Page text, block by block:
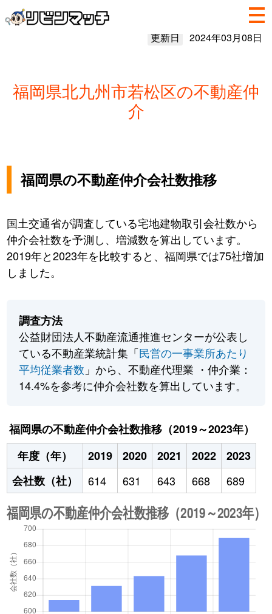
更新日 2024年03月08日
福岡県北九州市若松区の不動産仲
介
福岡県の不動産仲介会社数推移
国土交通省が調査している宅地建物取引会社数から
仲介会社数を予測し、増減数を算出しています。
2019年と2023年を比較すると、福岡県では75社増加
しました。
調査方法
公益財団法人不動産流通推進センターが公表し
ている不動産業統計集「民営の一事業所あたり
平均従業者数 」から、不動産代理業 ・仲介業：
14.4%を参考に仲介会社数を算出しています。
福岡県の不動産仲介会社数推移（2019～2023年）
年度（年）
2019 2020 2021 2022
2023
会社数（社）
614 631 643 668 689